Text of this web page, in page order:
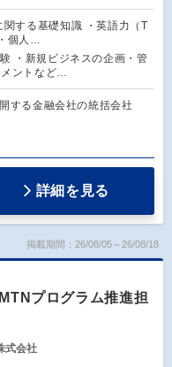
関する基礎知識 ・英語力（T
個人…
・新規ビジネスの企画・管
ントなど…
する金融会社の統括会社
詳細を見る
掲載期間：26/08/05～26/08/18
プログラム推進担
式会社